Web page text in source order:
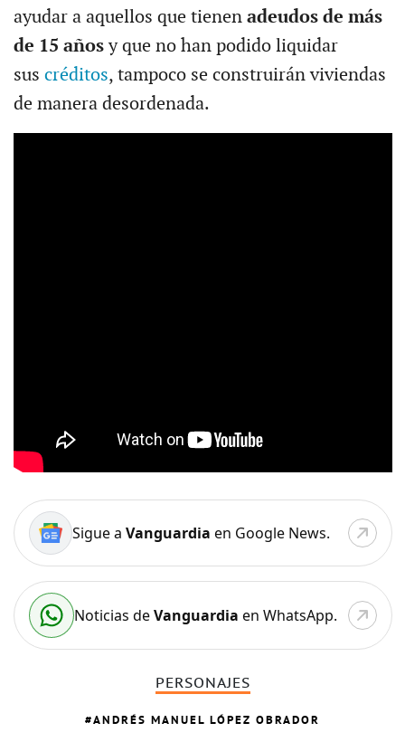
ayudar a aquellos que tienenadeudos de más
de 15 añosy que no han podido liquidar
sus créditos, tampoco se construirán viviendas
de manera desordenada.
Sigue a Vanguardia en Google News.
Noticias deVanguardia en WhatsApp.
PERSONAJES
ANDRÉS MANUEL LÓPEZ OBRADOR